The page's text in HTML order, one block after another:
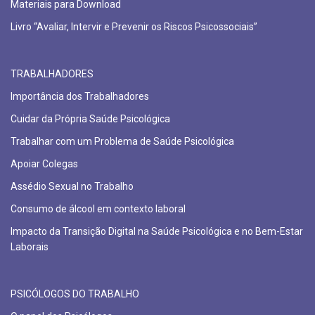
Materiais para Download
Livro “Avaliar, Intervir e Prevenir os Riscos Psicossociais”
TRABALHADORES
Importância dos Trabalhadores
Cuidar da Própria Saúde Psicológica
Trabalhar com um Problema de Saúde Psicológica
Apoiar Colegas
Assédio Sexual no Trabalho
Consumo de álcool em contexto laboral
Impacto da Transição Digital na Saúde Psicológica e no Bem-Estar
Laborais
PSICÓLOGOS DO TRABALHO